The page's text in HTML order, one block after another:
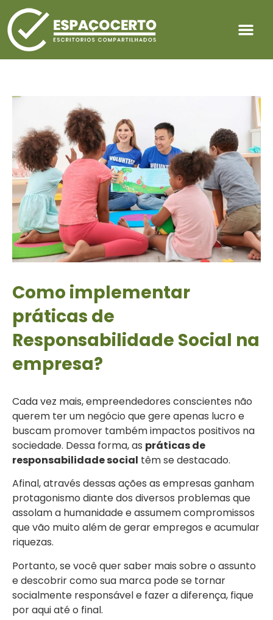
Como implementar
práticas de
Responsabilidade Social na
empresa?
Cada vez mais, empreendedores conscientes não
querem ter um negócio que gere apenas lucro e
buscam promover também impactos positivos na
sociedade. Dessa forma, as práticas de
responsabilidade social têm se destacado.
Afinal, através dessas ações as empresas ganham
protagonismo diante dos diversos problemas que
assolam a humanidade e assumem compromissos
que vão muito além de gerar empregos e acumular
riquezas.
Portanto, se você quer saber mais sobre o assunto
e descobrir como sua marca pode se tornar
socialmente responsável e fazer a diferença, fique
por aqui até o final.